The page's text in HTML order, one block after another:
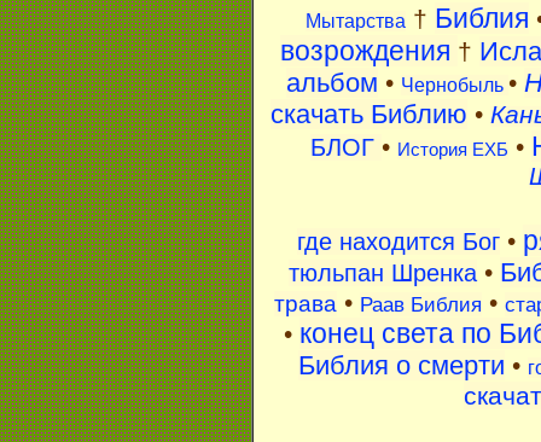
Мытарства † Библия
возрождения †
альбом • Чернобыль •
скачать Библию •
БЛОГ • История ЕХБ •
где находится Бог•
тюльпан Шренка•
трава • Раав Библия •
• конец света по
Библия о смерти •